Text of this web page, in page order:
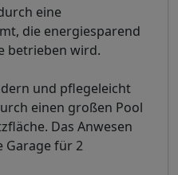
eine
die energiesparend
betrieben wird.
und pflegeleicht
einen großen Pool
Das Anwesen
Garage für 2